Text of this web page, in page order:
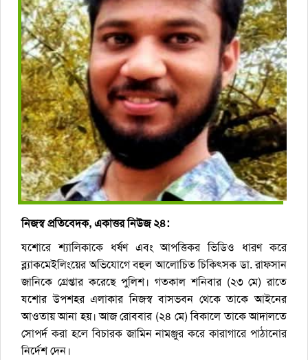
নিজস্ব প্রতিবেদক, একাত্তর নিউজ ২৪:
যশোরে শ্যালিকাকে ধর্ষণ এবং আপত্তিকর ভিডিও ধারণ করে
ব্ল্যাকমেইলিংয়ের অভিযোগে বহুল আলোচিত চিকিৎসক ডা. রাফসান
জানিকে গ্রেপ্তার করেছে পুলিশ। গতকাল শনিবার (২৩ মে) রাতে
যশোর উপশহর এলাকার নিজস্ব বাসভবন থেকে তাকে আইনের
আওতায় আনা হয়। আজ রোববার (২৪ মে) বিকালে তাকে আদালতে
সোপর্দ করা হলে বিচারক জামিন নামঞ্জুর করে কারাগারে পাঠানোর
নির্দেশ দেন।